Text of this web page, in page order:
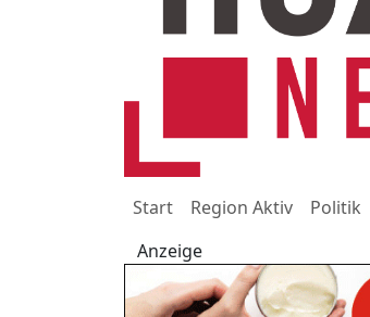
Start Region Aktiv Politik
Anzeige